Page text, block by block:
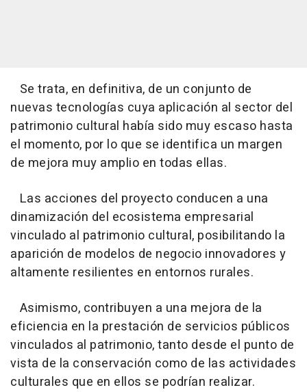
Se trata, en definitiva, de un conjunto de
nuevas tecnologías cuya aplicación al sector del
patrimonio cultural había sido muy escaso hasta
el momento, por lo que se identifica un margen
de mejora muy amplio en todas ellas.
Las acciones del proyecto conducen a una
dinamización del ecosistema empresarial
vinculado al patrimonio cultural, posibilitando la
aparición de modelos de negocio innovadores y
altamente resilientes en entornos rurales.
Asimismo, contribuyen a una mejora de la
eficiencia en la prestación de servicios públicos
vinculados al patrimonio, tanto desde el punto de
vista de la conservación como de las actividades
culturales que en ellos se podrían realizar.